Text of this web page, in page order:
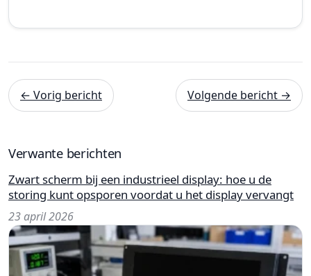
← Vorig bericht Volgende bericht →
Verwante berichten
Zwart scherm bij een industrieel display: hoe u de
storing kunt opsporen voordat u het display vervangt
23 april 2026